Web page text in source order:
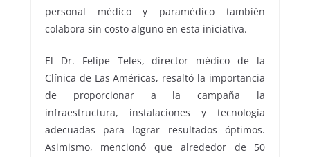
personal médico y paramédico también
colabora sin costo alguno en esta iniciativa.
El Dr. Felipe Teles, director médico de la
Clínica de Las Américas, resaltó la importancia
de proporcionar a la campaña la
infraestructura, instalaciones y tecnología
adecuadas para lograr resultados óptimos.
Asimismo, mencionó que alrededor de 50